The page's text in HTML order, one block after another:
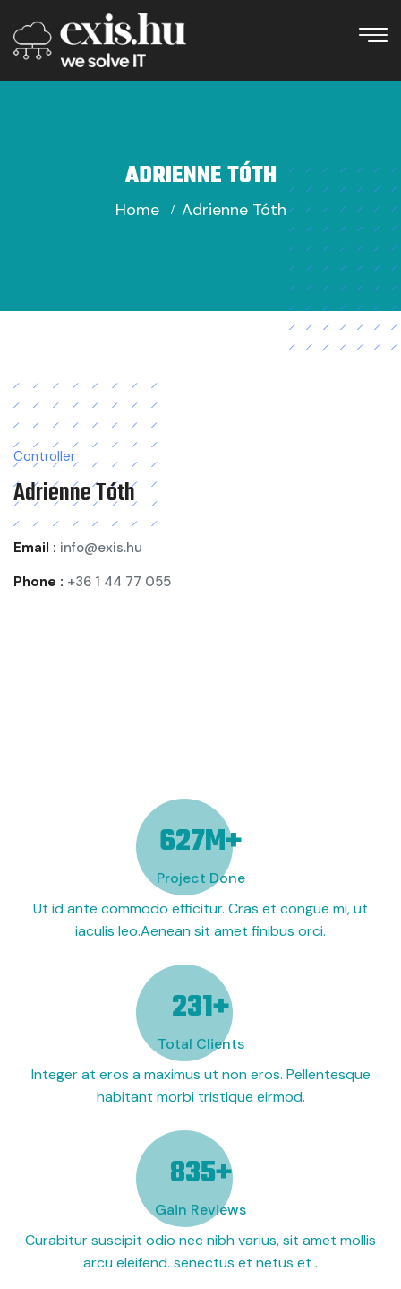
ADRIENNE TÓTH
Home Adrienne Tóth
Controller
Adrienne Tóth
Email : info@exis.hu
Phone : +36 1 44 77 055
690M+
Project Done
Ut id ante commodo efficitur. Cras et congue mi, ut
iaculis leo.Aenean sit amet finibus orci.
254+
Total Clients
Integer at eros a maximus ut non eros. Pellentesque
habitant morbi tristique eirmod.
920+
Gain Reviews
Curabitur suscipit odio nec nibh varius, sit amet mollis
arcu eleifend. senectus et netus et .